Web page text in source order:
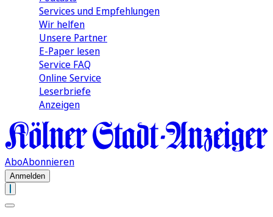
Services und Empfehlungen
Wir helfen
Unsere Partner
E-Paper lesen
Service FAQ
Online Service
Leserbriefe
Anzeigen
AboAbonnieren
Anmelden